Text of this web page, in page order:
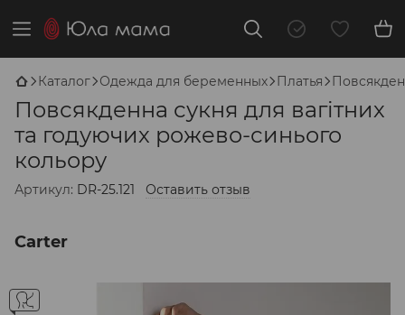
Каталог Одежда для беременных Платья
Повсякденна сукня для вагітних
та годуючих рожево-синього
кольору
Артикул: DR-25.121 Оставить отзыв
Carter